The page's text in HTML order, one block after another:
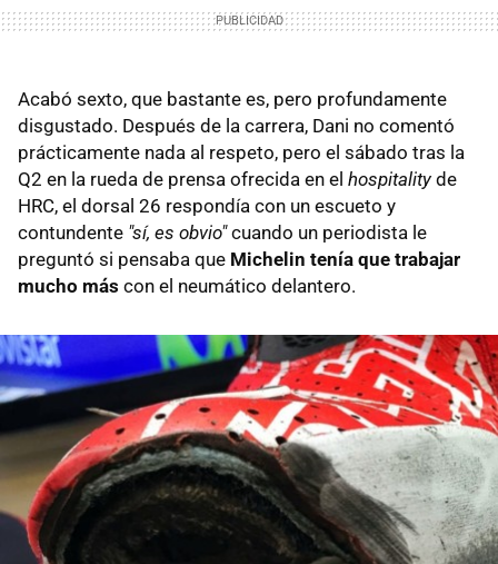
Acabó sexto, que bastante es, pero profundamente
disgustado. Después de la carrera, Dani no comentó
prácticamente nada al respeto, pero el sábado tras la
Q2 en la rueda de prensa ofrecida en el hospitalityde
HRC, el dorsal 26 respondía con un escueto y
contundente "sí, es obvio"cuando un periodista le
preguntó si pensaba que Michelin tenía que trabajar
mucho más con el neumático delantero.